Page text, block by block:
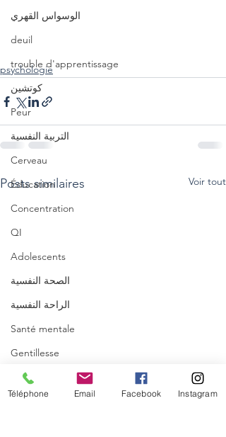
الوسواس القهري
deuil
trouble d'apprentissage
كوتشين
Peur
التربية النفسية
Cerveau
Éducation
Concentration
QI
Adolescents
الصحة النفسية
الراحة النفسية
Santé mentale
Gentillesse
Respect
Puissance
psychologie
Posts similaires Voir tout
Téléphone Email Facebook Instagram